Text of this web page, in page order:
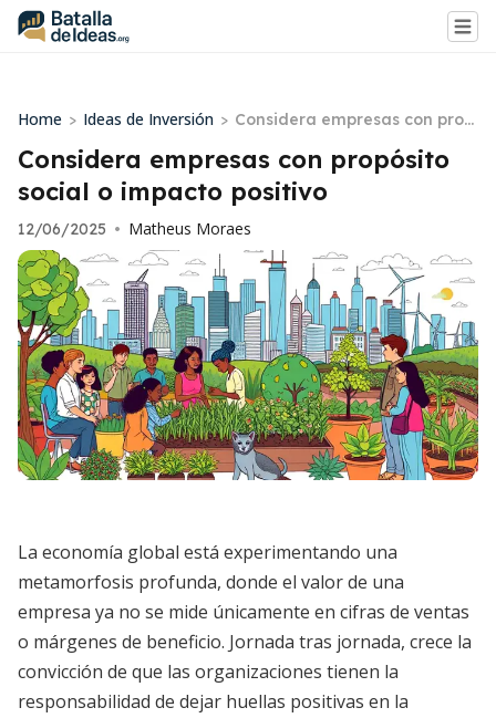
Home > Ideas de Inversión > Considera empresas con prop
ósito social o impacto positivo
Considera empresas con propósito
social o impacto positivo
12/06/2025 • Matheus Moraes
La economía global está experimentando una
metamorfosis profunda, donde el valor de una
empresa ya no se mide únicamente en cifras de ventas
o márgenes de beneficio. Jornada tras jornada, crece la
convicción de que las organizaciones tienen la
responsabilidad de dejar huellas positivas en la